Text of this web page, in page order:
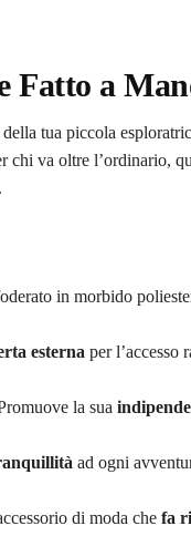
Fatto a
tua piccola
chi va oltre l’ordinario,
in morbido
esterna per l’accesso
la sua
ad ogni
di moda che fa